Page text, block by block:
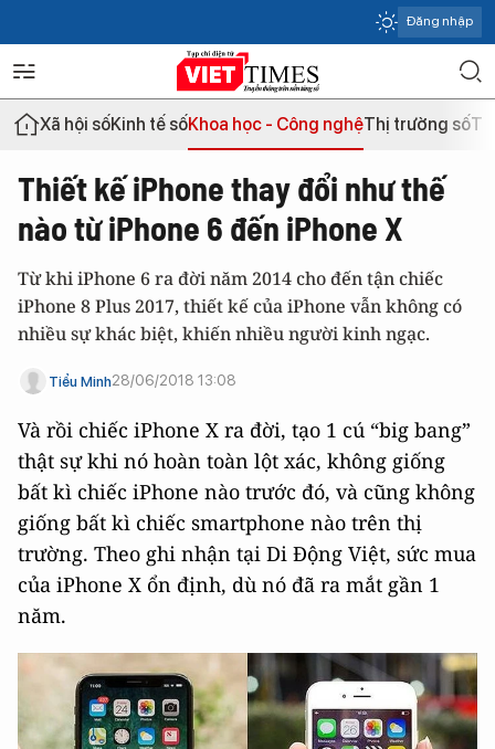
Đăng nhập
Xã hội sốKinh tế sốKhoa học - Công nghệThị trường số
Thiết kế iPhone thay đổi như thế
nào từ iPhone 6 đến iPhone X
Từ khi iPhone 6 ra đời năm 2014 cho đến tận chiếc
iPhone 8 Plus 2017, thiết kế của iPhone vẫn không có
nhiều sự khác biệt, khiến nhiều người kinh ngạc.
Tiểu Minh28/06/2018 13:08
Và rồi chiếc iPhone X ra đời, tạo 1 cú “big bang”
thật sự khi nó hoàn toàn lột xác, không giống
bất kì chiếc iPhone nào trước đó, và cũng không
giống bất kì chiếc smartphone nào trên thị
trường. Theo ghi nhận tại Di Động Việt, sức mua
của iPhone X ổn định, dù nó đã ra mắt gần 1
năm.